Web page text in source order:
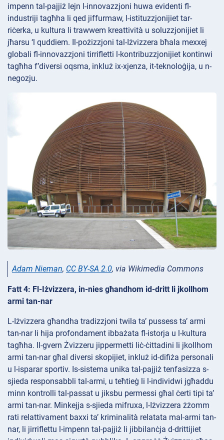
impenn tal-pajjiż lejn l-innovazzjoni huwa evidenti fl-
industriji tagħha li qed jiffurmaw, l-istituzzjonijiet tar-
riċerka, u kultura li trawwem kreattività u soluzzjonijiet li
jħarsu ‘l quddiem. Il-pożizzjoni tal-Iżvizzera bħala mexxej
globali fl-innovazzjoni tirrifletti l-kontribuzzjonijiet kontinwi
tagħha f’diversi oqsma, inkluż ix-xjenza, it-teknoloġija, u n-
negozju.
Adam Nieman, CC BY-SA 2.0, via Wikimedia Commons
Fatt 4: Fl-Iżvizzera, in-nies għandhom id-dritt li jkollhom
armi tan-nar
L-Iżvizzera għandha tradizzjoni twila ta’ pussess ta’ armi
tan-nar li hija profondament ibbażata fl-istorja u l-kultura
tagħha. Il-gvern Żvizzeru jippermetti liċ-ċittadini li jkollhom
armi tan-nar għal diversi skopijiet, inkluż id-difiża personali
u l-isparar sportiv. Is-sistema unika tal-pajjiż tenfasizza s-
sjieda responsabbli tal-armi, u teħtieġ li l-individwi jgħaddu
minn kontrolli tal-passat u jiksbu permessi għal ċerti tipi ta’
armi tan-nar. Minkejja s-sjieda mifruxa, l-Iżvizzera żżomm
rati relattivament baxxi ta’ kriminalità relatata mal-armi tan-
nar, li jirriflettu l-impenn tal-pajjiż li jibbilanċja d-drittijiet